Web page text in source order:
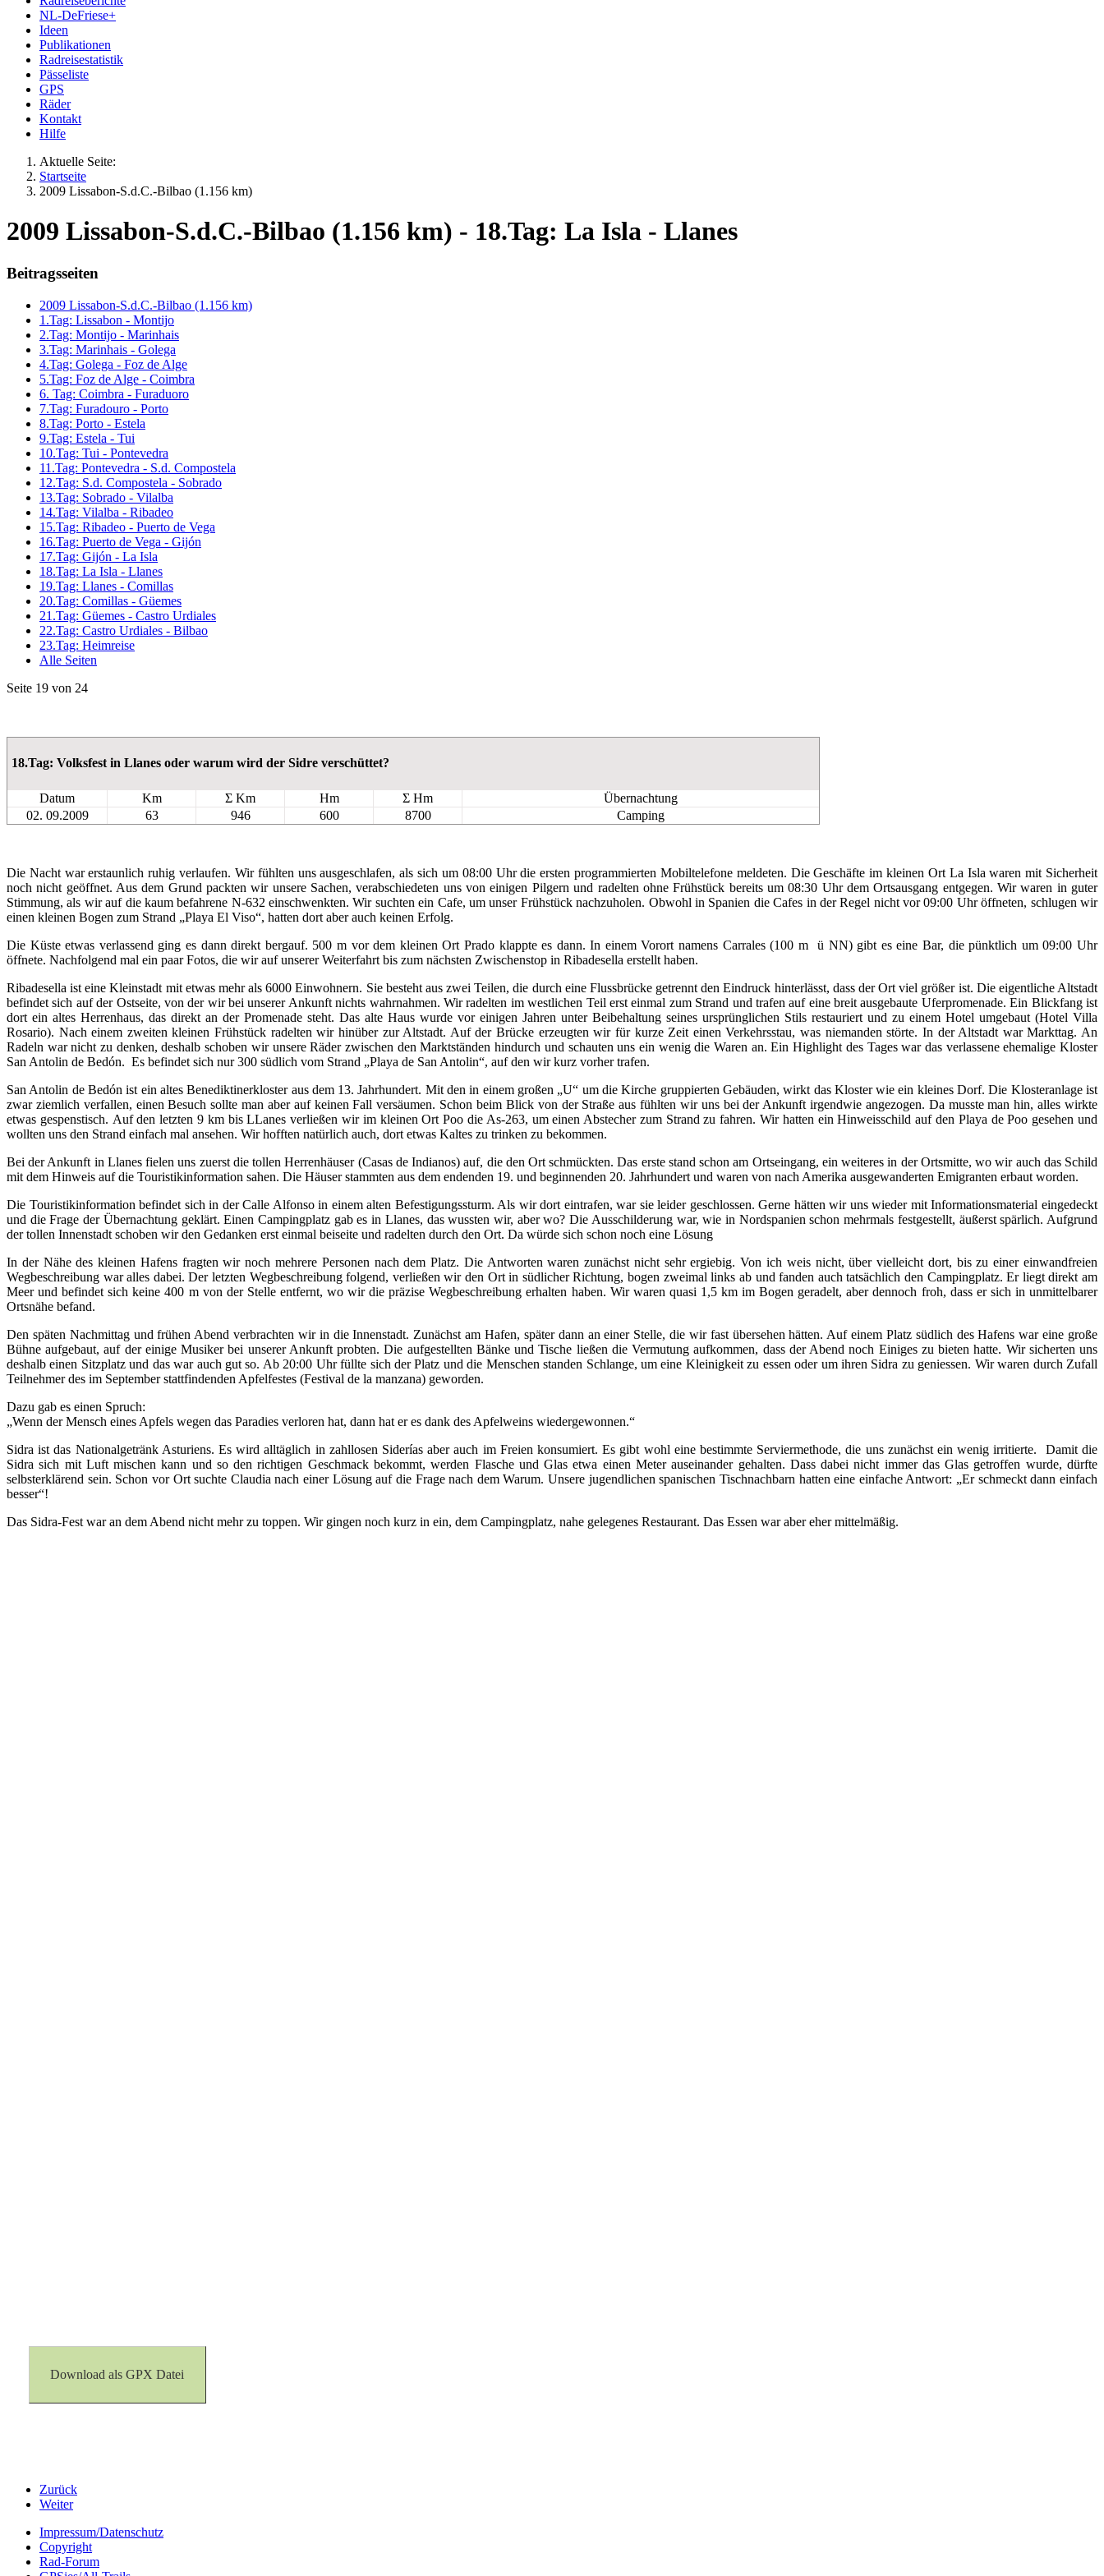
NL-DeFriese+
Ideen
Publikationen
Radreisestatistik
Pässeliste
GPS
Räder
Kontakt
Hilfe
Aktuelle Seite:
Startseite
2009 Lissabon-S.d.C.-Bilbao (1.156 km)
2009 Lissabon-S.d.C.-Bilbao (1.156 km) - 18.Tag: La Isla - Llanes
Beitragsseiten
2009 Lissabon-S.d.C.-Bilbao (1.156 km)
1.Tag: Lissabon - Montijo
2.Tag: Montijo - Marinhais
3.Tag: Marinhais - Golega
4.Tag: Golega - Foz de Alge
5.Tag: Foz de Alge - Coimbra
6. Tag: Coimbra - Furaduoro
7.Tag: Furadouro - Porto
8.Tag: Porto - Estela
9.Tag: Estela - Tui
10.Tag: Tui - Pontevedra
11.Tag: Pontevedra - S.d. Compostela
12.Tag: S.d. Compostela - Sobrado
13.Tag: Sobrado - Vilalba
14.Tag: Vilalba - Ribadeo
15.Tag: Ribadeo - Puerto de Vega
16.Tag: Puerto de Vega - Gijón
17.Tag: Gijón - La Isla
18.Tag: La Isla - Llanes
19.Tag: Llanes - Comillas
20.Tag: Comillas - Güemes
21.Tag: Güemes - Castro Urdiales
22.Tag: Castro Urdiales - Bilbao
23.Tag: Heimreise
Alle Seiten
Seite 19 von 24
18.Tag: Volksfest in Llanes oder warum wird der Sidre verschüttet?
Datum Km Σ Km Hm Σ Hm
Übernachtung
02. 09.2009
63 946 600 8700 Camping
Die Nacht war erstaunlich ruhig verlaufen. Wir fühlten uns ausgeschlafen, als sich um 08:00 Uhr die ersten programmierten Mobiltelefone meldeten. Die Geschäfte im kleinen Ort La Isla waren mit Sicherheit
noch nicht geöffnet. Aus dem Grund packten wir unsere Sachen, verabschiedeten uns von einigen Pilgern und radelten ohne Frühstück bereits um 08:30 Uhr dem Ortsausgang entgegen. Wir waren in guter
Stimmung, als wir auf die kaum befahrene N-632 einschwenkten. Wir suchten ein Cafe, um unser Frühstück nachzuholen. Obwohl in Spanien die Cafes in der Regel nicht vor 09:00 Uhr öffneten, schlugen wir
einen kleinen Bogen zum Strand „Playa El Viso“, hatten dort aber auch keinen Erfolg.
Die Küste etwas verlassend ging es dann direkt bergauf. 500 m vor dem kleinen Ort Prado klappte es dann. In einem Vorort namens Carrales (100 m ü NN) gibt es eine Bar, die pünktlich um 09:00 Uhr
öffnete. Nachfolgend mal ein paar Fotos, die wir auf unserer Weiterfahrt bis zum nächsten Zwischenstop in Ribadesella erstellt haben.
Ribadesella ist eine Kleinstadt mit etwas mehr als 6000 Einwohnern. Sie besteht aus zwei Teilen, die durch eine Flussbrücke getrennt den Eindruck hinterlässt, dass der Ort viel größer ist. Die eigentliche Altstadt
befindet sich auf der Ostseite, von der wir bei unserer Ankunft nichts wahrnahmen. Wir radelten im westlichen Teil erst einmal zum Strand und trafen auf eine breit ausgebaute Uferpromenade. Ein Blickfang ist
dort ein altes Herrenhaus, das direkt an der Promenade steht. Das alte Haus wurde vor einigen Jahren unter Beibehaltung seines ursprünglichen Stils restauriert und zu einem Hotel umgebaut (Hotel Villa
Rosario). Nach einem zweiten kleinen Frühstück radelten wir hinüber zur Altstadt. Auf der Brücke erzeugten wir für kurze Zeit einen Verkehrsstau, was niemanden störte. In der Altstadt war Markttag. An
Radeln war nicht zu denken, deshalb schoben wir unsere Räder zwischen den Marktständen hindurch und schauten uns ein wenig die Waren an. Ein Highlight des Tages war das verlassene ehemalige Kloster
San Antolin de Bedón. Es befindet sich nur 300 südlich vom Strand „Playa de San Antolin“, auf den wir kurz vorher trafen.
San Antolin de Bedón ist ein altes Benediktinerkloster aus dem 13. Jahrhundert. Mit den in einem großen „U“ um die Kirche gruppierten Gebäuden, wirkt das Kloster wie ein kleines Dorf. Die Klosteranlage ist
zwar ziemlich verfallen, einen Besuch sollte man aber auf keinen Fall versäumen. Schon beim Blick von der Straße aus fühlten wir uns bei der Ankunft irgendwie angezogen. Da musste man hin, alles wirkte
etwas gespenstisch. Auf den letzten 9 km bis LLanes verließen wir im kleinen Ort Poo die As-263, um einen Abstecher zum Strand zu fahren. Wir hatten ein Hinweisschild auf den Playa de Poo gesehen und
wollten uns den Strand einfach mal ansehen. Wir hofften natürlich auch, dort etwas Kaltes zu trinken zu bekommen.
Bei der Ankunft in Llanes fielen uns zuerst die tollen Herrenhäuser (Casas de Indianos) auf, die den Ort schmückten. Das erste stand schon am Ortseingang, ein weiteres in der Ortsmitte, wo wir auch das Schild
mit dem Hinweis auf die Touristikinformation sahen. Die Häuser stammten aus dem endenden 19. und beginnenden 20. Jahrhundert und waren von nach Amerika ausgewanderten Emigranten erbaut worden.
Die Touristikinformation befindet sich in der Calle Alfonso in einem alten Befestigungssturm. Als wir dort eintrafen, war sie leider geschlossen. Gerne hätten wir uns wieder mit Informationsmaterial eingedeckt
und die Frage der Übernachtung geklärt. Einen Campingplatz gab es in Llanes, das wussten wir, aber wo? Die Ausschilderung war, wie in Nordspanien schon mehrmals festgestellt, äußerst spärlich. Aufgrund
der tollen Innenstadt schoben wir den Gedanken erst einmal beiseite und radelten durch den Ort. Da würde sich schon noch eine Lösung
In der Nähe des kleinen Hafens fragten wir noch mehrere Personen nach dem Platz. Die Antworten waren zunächst nicht sehr ergiebig. Von ich weis nicht, über vielleicht dort, bis zu einer einwandfreien
Wegbeschreibung war alles dabei. Der letzten Wegbeschreibung folgend, verließen wir den Ort in südlicher Richtung, bogen zweimal links ab und fanden auch tatsächlich den Campingplatz. Er liegt direkt am
Meer und befindet sich keine 400 m von der Stelle entfernt, wo wir die präzise Wegbeschreibung erhalten haben. Wir waren quasi 1,5 km im Bogen geradelt, aber dennoch froh, dass er sich in unmittelbarer
Ortsnähe befand.
Den späten Nachmittag und frühen Abend verbrachten wir in die Innenstadt. Zunächst am Hafen, später dann an einer Stelle, die wir fast übersehen hätten. Auf einem Platz südlich des Hafens war eine große
Bühne aufgebaut, auf der einige Musiker bei unserer Ankunft probten. Die aufgestellten Bänke und Tische ließen die Vermutung aufkommen, dass der Abend noch Einiges zu bieten hatte. Wir sicherten uns
deshalb einen Sitzplatz und das war auch gut so. Ab 20:00 Uhr füllte sich der Platz und die Menschen standen Schlange, um eine Kleinigkeit zu essen oder um ihren Sidra zu geniessen. Wir waren durch Zufall
Teilnehmer des im September stattfindenden Apfelfestes (Festival de la manzana) geworden.
Dazu gab es einen Spruch:
„Wenn der Mensch eines Apfels wegen das Paradies verloren hat, dann hat er es dank des Apfelweins wiedergewonnen.“
Sidra ist das Nationalgetränk Asturiens. Es wird alltäglich in zahllosen Siderías aber auch im Freien konsumiert. Es gibt wohl eine bestimmte Serviermethode, die uns zunächst ein wenig irritierte. Damit die
Sidra sich mit Luft mischen kann und so den richtigen Geschmack bekommt, werden Flasche und Glas etwa einen Meter auseinander gehalten. Dass dabei nicht immer das Glas getroffen wurde, dürfte
selbsterklärend sein. Schon vor Ort suchte Claudia nach einer Lösung auf die Frage nach dem Warum. Unsere jugendlichen spanischen Tischnachbarn hatten eine einfache Antwort: „Er schmeckt dann einfach
besser“!
Das Sidra-Fest war an dem Abend nicht mehr zu toppen. Wir gingen noch kurz in ein, dem Campingplatz, nahe gelegenes Restaurant. Das Essen war aber eher mittelmäßig.
Download als GPX Datei
Zurück
Weiter
Impressum/Datenschutz
Copyright
Rad-Forum